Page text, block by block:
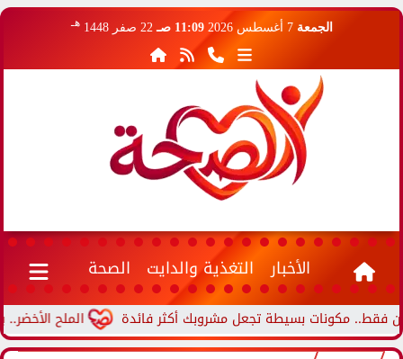
الجمعة 7 أغسطس 2026 11:09 صـ 22 صفر 1448 هـ
الأخبار التغذية والدايت الصحة
الملح الأخضر.. مكونات بسيطة تجعل مشروبك أكثر فائدة